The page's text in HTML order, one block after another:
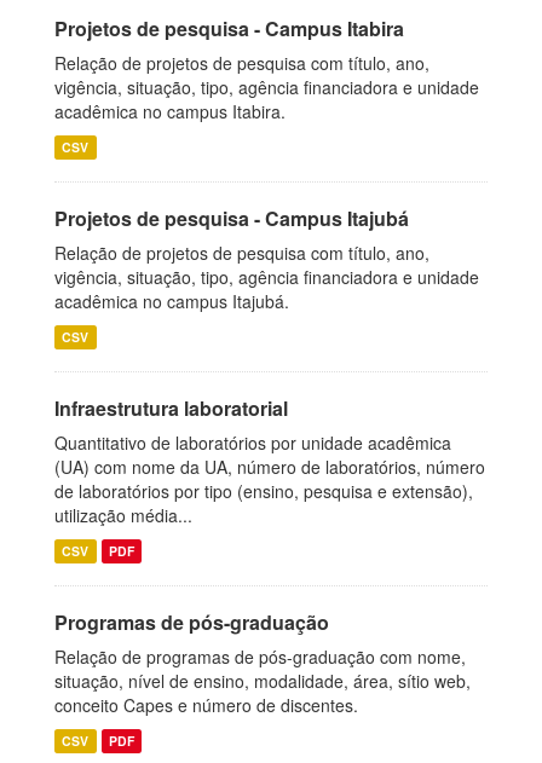
Projetos de pesquisa - Campus Itabira
Relação de projetos de pesquisa com título, ano,
vigência, situação, tipo, agência financiadora e unidade
acadêmica no campus Itabira.
CSV
Projetos de pesquisa - Campus Itajubá
Relação de projetos de pesquisa com título, ano,
vigência, situação, tipo, agência financiadora e unidade
acadêmica no campus Itajubá.
CSV
Infraestrutura laboratorial
Quantitativo de laboratórios por unidade acadêmica
(UA) com nome da UA, número de laboratórios, número
de laboratórios por tipo (ensino, pesquisa e extensão),
utilização média...
CSV PDF
Programas de pós-graduação
Relação de programas de pós-graduação com nome,
situação, nível de ensino, modalidade, área, sítio web,
conceito Capes e número de discentes.
CSV PDF